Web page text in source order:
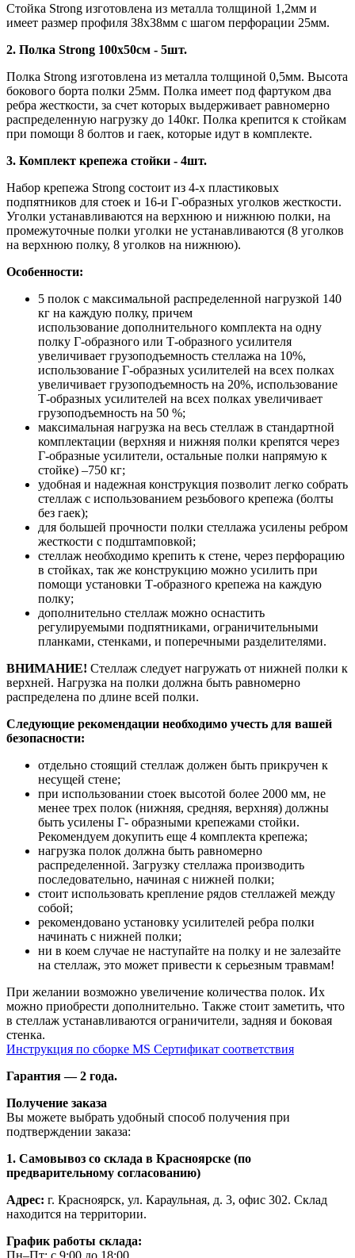
Стойка Strong изготовлена из металла толщиной 1,2мм и
имеет размер профиля 38х38мм с шагом перфорации 25мм.
2. Полка Strong 100х50см - 5шт.
Полка Strong изготовлена из металла толщиной 0,5мм. Высота
бокового борта полки 25мм. Полка имеет под фартуком два
ребра жесткости, за счет которых выдерживает равномерно
распределенную нагрузку до 140кг. Полка крепится к стойкам
при помощи 8 болтов и гаек, которые идут в комплекте.
3. Комплект крепежа стойки - 4шт.
Набор крепежа Strong состоит из 4-х пластиковых
подпятников для стоек и 16-и Г-образных уголков жесткости.
Уголки устанавливаются на верхнюю и нижнюю полки, на
промежуточные полки уголки не устанавливаются (8 уголков
на верхнюю полку, 8 уголков на нижнюю).
Особенности:
5 полок с максимальной распределенной нагрузкой 140
кг на каждую полку, причем
использование дополнительного комплекта на одну
полку Г-образного или Т-образного усилителя
увеличивает грузоподъемность стеллажа на 10%,
использование Г-образных усилителей на всех полках
увеличивает грузоподъемность на 20%, использование
Т-образных усилителей на всех полках увеличивает
грузоподъемность на 50 %;
максимальная нагрузка на весь стеллаж в стандартной
комплектации (верхняя и нижняя полки крепятся через
Г-образные усилители, остальные полки напрямую к
стойке) –750 кг;
удобная и надежная конструкция позволит легко собрать
стеллаж с использованием резьбового крепежа (болты
без гаек);
для большей прочности полки стеллажа усилены ребром
жесткости с подштамповкой;
стеллаж необходимо крепить к стене, через перфорацию
в стойках, так же конструкцию можно усилить при
помощи установки Т-образного крепежа на каждую
полку;
дополнительно стеллаж можно оснастить
регулируемыми подпятниками, ограничительными
планками, стенками, и поперечными разделителями.
ВНИМАНИЕ! Стеллаж следует нагружать от нижней полки к
верхней. Нагрузка на полки должна быть равномерно
распределена по длине всей полки.
Следующие рекомендации необходимо учесть для вашей
безопасности:
отдельно стоящий стеллаж должен быть прикручен к
несущей стене;
при использовании стоек высотой более 2000 мм, не
менее трех полок (нижняя, средняя, верхняя) должны
быть усилены Г- образными крепежами стойки.
Рекомендуем докупить еще 4 комплекта крепежа;
нагрузка полок должна быть равномерно
распределенной. Загрузку стеллажа производить
последовательно, начиная с нижней полки;
стоит использовать крепление рядов стеллажей между
собой;
рекомендовано установку усилителей ребра полки
начинать с нижней полки;
ни в коем случае не наступайте на полку и не залезайте
на стеллаж, это может привести к серьезным травмам!
При желании возможно увеличение количества полок. Их
можно приобрести дополнительно. Также стоит заметить, что
в стеллаж устанавливаются ограничители, задняя и боковая
стенка.
Инструкция по сборке MS Сертификат соответствия
Гарантия — 2 года.
Получение заказа
Вы можете выбрать удобный способ получения при
подтверждении заказа:
1. Самовывоз со склада в Красноярске (по
предварительному согласованию)
Адрес: г. Красноярск, ул. Караульная, д. 3, офис 302. Склад
находится на территории.
График работы склада:
Пн–Пт: с 9:00 до 18:00